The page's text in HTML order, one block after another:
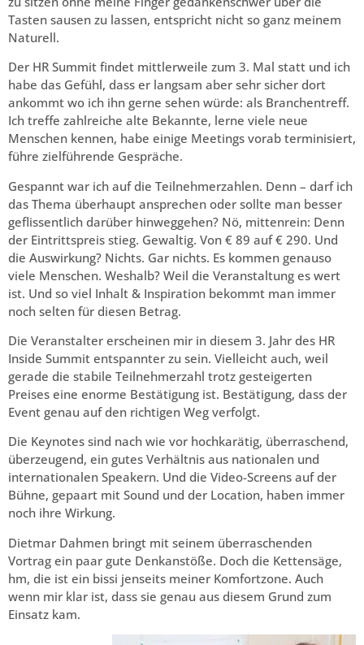
Tasten sausen zu lassen, entspricht nicht so ganz meinem
Naturell.
Der HR Summit findet mittlerweile zum 3. Mal statt und ich
habe das Gefühl, dass er langsam aber sehr sicher dort
ankommt wo ich ihn gerne sehen würde: als Branchentreff.
Ich treffe zahlreiche alte Bekannte, lerne viele neue
Menschen kennen, habe einige Meetings vorab terminisiert,
führe zielführende Gespräche.
Gespannt war ich auf die Teilnehmerzahlen. Denn – darf ich
das Thema überhaupt ansprechen oder sollte man besser
geflissentlich darüber hinweggehen? Nö, mittenrein: Denn
der Eintrittspreis stieg. Gewaltig. Von € 89 auf € 290. Und
die Auswirkung? Nichts. Gar nichts. Es kommen genauso
viele Menschen. Weshalb? Weil die Veranstaltung es wert
ist. Und so viel Inhalt & Inspiration bekommt man immer
noch selten für diesen Betrag.
Die Veranstalter erscheinen mir in diesem 3. Jahr des HR
Inside Summit entspannter zu sein. Vielleicht auch, weil
gerade die stabile Teilnehmerzahl trotz gesteigerten
Preises eine enorme Bestätigung ist. Bestätigung, dass der
Event genau auf den richtigen Weg verfolgt.
Die Keynotes sind nach wie vor hochkarätig, überraschend,
überzeugend, ein gutes Verhältnis aus nationalen und
internationalen Speakern. Und die Video-Screens auf der
Bühne, gepaart mit Sound und der Location, haben immer
noch ihre Wirkung.
Dietmar Dahmen bringt mit seinem überraschenden
Vortrag ein paar gute Denkanstöße. Doch die Kettensäge,
hm, die ist ein bissi jenseits meiner Komfortzone. Auch
wenn mir klar ist, dass sie genau aus diesem Grund zum
Einsatz kam.